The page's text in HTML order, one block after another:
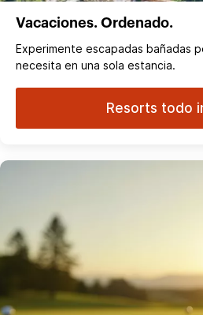
Vacaciones. Ordenado.
Experimente escapadas bañadas
necesita en una sola estancia.
Resorts todo